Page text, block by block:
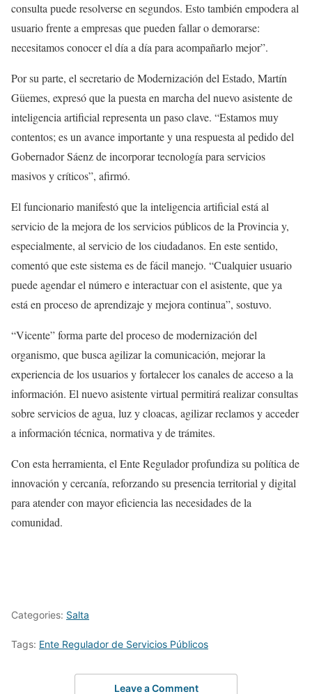
consulta puede resolverse en segundos. Esto también empodera al
usuario frente a empresas que pueden fallar o demorarse:
necesitamos conocer el día a día para acompañarlo mejor”.
Por su parte, el secretario de Modernización del Estado, Martín
Güemes, expresó que la puesta en marcha del nuevo asistente de
inteligencia artificial representa un paso clave. “Estamos muy
contentos; es un avance importante y una respuesta al pedido del
Gobernador Sáenz de incorporar tecnología para servicios
masivos y críticos”, afirmó.
El funcionario manifestó que la inteligencia artificial está al
servicio de la mejora de los servicios públicos de la Provincia y,
especialmente, al servicio de los ciudadanos. En este sentido,
comentó que este sistema es de fácil manejo. “Cualquier usuario
puede agendar el número e interactuar con el asistente, que ya
está en proceso de aprendizaje y mejora continua”, sostuvo.
“Vicente” forma parte del proceso de modernización del
organismo, que busca agilizar la comunicación, mejorar la
experiencia de los usuarios y fortalecer los canales de acceso a la
información. El nuevo asistente virtual permitirá realizar consultas
sobre servicios de agua, luz y cloacas, agilizar reclamos y acceder
a información técnica, normativa y de trámites.
Con esta herramienta, el Ente Regulador profundiza su política de
innovación y cercanía, reforzando su presencia territorial y digital
para atender con mayor eficiencia las necesidades de la
comunidad.
Categories: Salta
Tags: Ente Regulador de Servicios Públicos
Leave a Comment